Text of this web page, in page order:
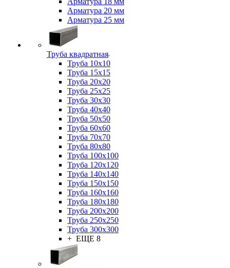
Арматура 20 мм
Арматура 25 мм
Труба квадратная
Труба 10x10
Труба 15x15
Труба 20x20
Труба 25x25
Труба 30x30
Труба 40x40
Труба 50x50
Труба 60x60
Труба 70x70
Труба 80x80
Труба 100x100
Труба 120x120
Труба 140x140
Труба 150x150
Труба 160x160
Труба 180x180
Труба 200x200
Труба 250x250
Труба 300x300
+ ЕЩЕ 8